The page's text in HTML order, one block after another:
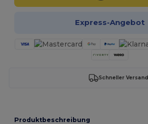
Express-Angebot
Schneller Versand
Produktbeschreibung